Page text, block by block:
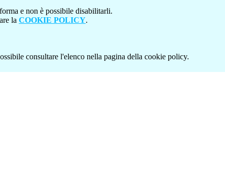
e non è possibile disabilitarli.
la COOKIE POLICY.
consultare l'elenco nella pagina della cookie policy.